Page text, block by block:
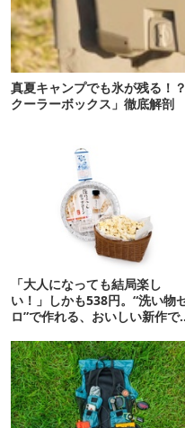
真夏キャンプでも氷が残る！
クーラーボックス」徹底解剖
「大人になっても結局楽し
い！」しかも538円。“洗い物
ロ”で作れる、おいしい新作で